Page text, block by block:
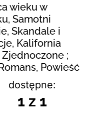
wieku w
Samotni
Skandale i
Kalifornia
Zjednoczone ;
Powieść
dostępne:
1 z 1